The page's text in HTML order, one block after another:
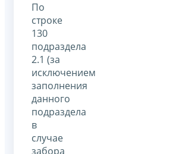
По
строке
130
подраздела
2.1 (за
исключением
заполнения
данного
подраздела
в
случае
забора